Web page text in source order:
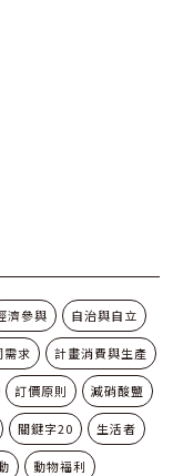
濟參與 自治與自立
需求 計畫消費與生產
訂價原則 減硝酸鹽
關鍵字20 生活者
動物福利